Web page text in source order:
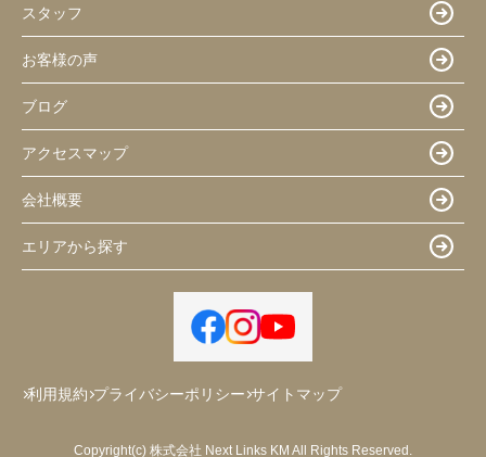
スタッフ
お客様の声
ブログ
アクセスマップ
会社概要
エリアから探す
利用規約 プライバシーポリシー サイトマップ
Copyright(c) 株式会社 Next Links KM All Rights Reserved.